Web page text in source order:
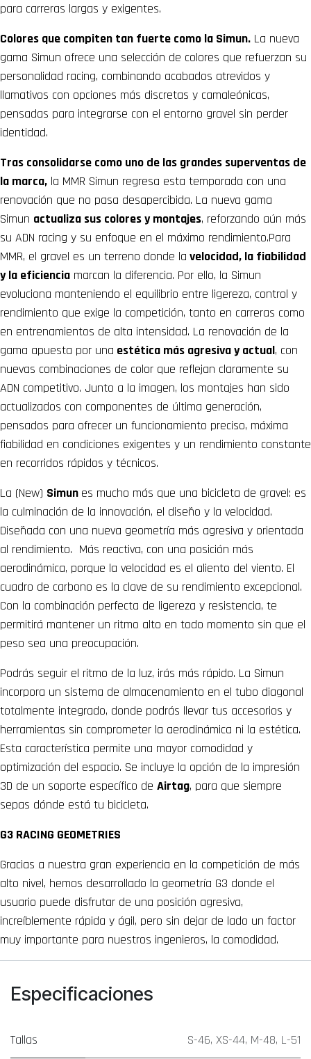
para carreras largas y exigentes.
Colores que compiten tan fuerte como la Simun. La nueva
gama Simun ofrece una selección de colores que refuerzan su
personalidad racing, combinando acabados atrevidos y
llamativos con opciones más discretas y camaleónicas,
pensadas para integrarse con el entorno gravel sin perder
identidad.
Tras consolidarse como uno de las grandes superventas de
la marca, la MMR Simun regresa esta temporada con una
renovación que no pasa desapercibida. La nueva gama
Simun actualiza sus colores y montajes, reforzando aún más
su ADN racing y su enfoque en el máximo rendimiento.Para
MMR, el gravel es un terreno donde la velocidad, la fiabilidad
y la eficiencia marcan la diferencia. Por ello, la Simun
evoluciona manteniendo el equilibrio entre ligereza, control y
rendimiento que exige la competición, tanto en carreras como
en entrenamientos de alta intensidad. La renovación de la
gama apuesta por una estética más agresiva y actual, con
nuevas combinaciones de color que reflejan claramente su
ADN competitivo. Junto a la imagen, los montajes han sido
actualizados con componentes de última generación,
pensados para ofrecer un funcionamiento preciso, máxima
fiabilidad en condiciones exigentes y un rendimiento constante
en recorridos rápidos y técnicos.
La (New) Simun es mucho más que una bicicleta de gravel: es
la culminación de la innovación, el diseño y la velocidad.
Diseñada con una nueva geometría más agresiva y orientada
al rendimiento. Más reactiva, con una posición más
aerodinámica, porque la velocidad es el aliento del viento. El
cuadro de carbono es la clave de su rendimiento excepcional.
Con la combinación perfecta de ligereza y resistencia, te
permitirá mantener un ritmo alto en todo momento sin que el
peso sea una preocupación.
Podrás seguir el ritmo de la luz, irás más rápido. La Simun
incorpora un sistema de almacenamiento en el tubo diagonal
totalmente integrado, donde podrás llevar tus accesorios y
herramientas sin comprometer la aerodinámica ni la estética.
Esta característica permite una mayor comodidad y
optimización del espacio. Se incluye la opción de la impresión
3D de un soporte específico de Airtag, para que siempre
sepas dónde está tu bicicleta.
G3 RACING GEOMETRIES
Gracias a nuestra gran experiencia en la competición de más
alto nivel, hemos desarrollado la geometría G3 donde el
usuario puede disfrutar de una posición agresiva,
increíblemente rápida y ágil, pero sin dejar de lado un factor
muy importante para nuestros ingenieros, la comodidad.
Especificaciones
Tallas S-46, XS-44, M-48, L-51